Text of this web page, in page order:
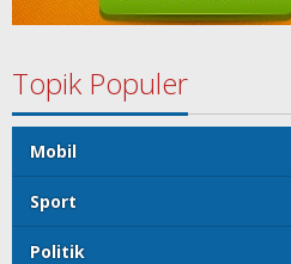
Topik Populer
Mobil
Sport
Politik